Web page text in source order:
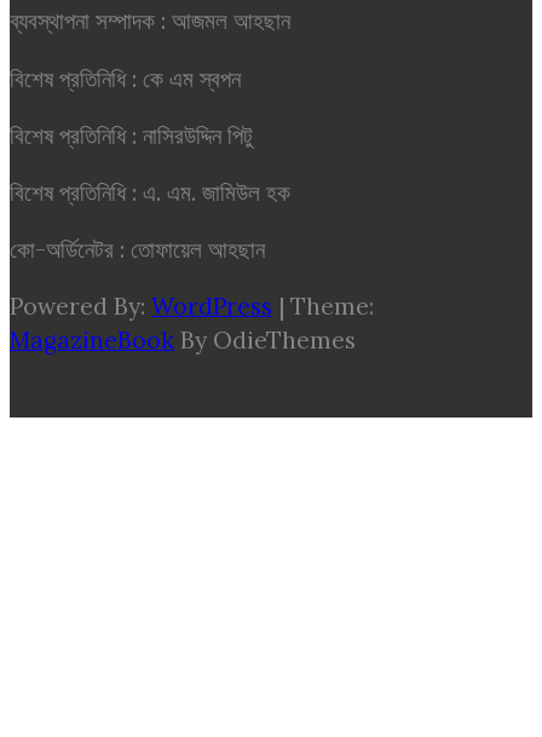
ব্যবস্থাপনা সম্পাদক : আজমল আহছান
বিশেষ প্রতিনিধি : কে এম স্বপন
বিশেষ প্রতিনিধি : নাসিরউদ্দিন পিটু
বিশেষ প্রতিনিধি : এ. এম. জামিউল হক
কো-অর্ডিনেটর : তোফায়েল আহছান
Powered By: WordPress | Theme:
MagazineBook By OdieThemes